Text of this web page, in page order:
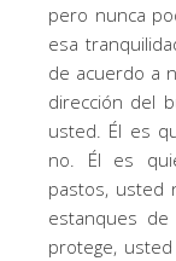
pero nunca
esa
de acuerdo a
dirección del
usted. Él es
no. Él es
pastos, usted
estanques
protege,